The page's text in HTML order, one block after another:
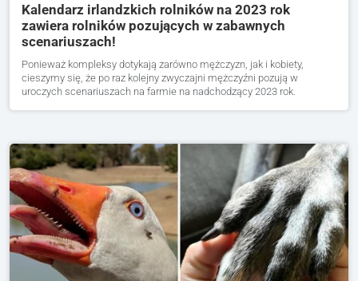
Kalendarz irlandzkich rolników na 2023 rok
zawiera rolników pozujących w zabawnych
scenariuszach!
Ponieważ kompleksy dotykają zarówno mężczyzn, jak i kobiety,
cieszymy się, że po raz kolejny zwyczajni mężczyźni pozują w
uroczych scenariuszach na farmie na nadchodzący 2023 rok.